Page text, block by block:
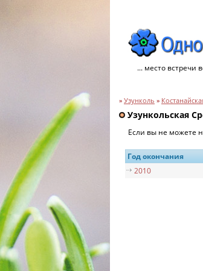
... место встречи
» Узунколь »
Узункольская
Если вы не можете
Год окончания
2010